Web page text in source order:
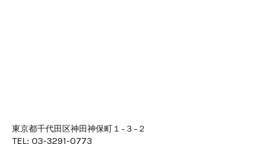
東京都千代田区神田神保町１−３−２
TEL: 03-3291-0773